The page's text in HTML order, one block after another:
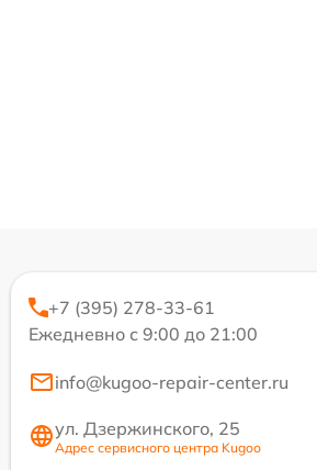
+7 (395) 278-33-61
Ежедневно с 9:00 до 21:00
info@kugoo-repair-center.ru
ул. Дзержинского, 25
Адрес сервисного центра Kugoo